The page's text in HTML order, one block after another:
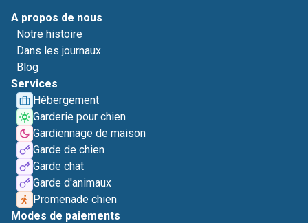
A propos de nous
Notre histoire
Dans les journaux
Blog
Services
Hébergement
Garderie pour chien
Gardiennage de maison
Garde de chien
Garde chat
Garde d'animaux
Promenade chien
Modes de paiements